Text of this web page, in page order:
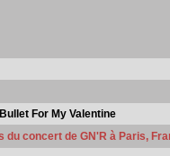
For My Valentine
du concert de GN'R à Paris,